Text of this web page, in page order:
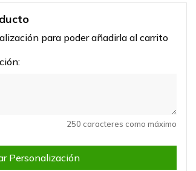
para poder añadirla al carrito
250 caracteres como máximo
Personalización